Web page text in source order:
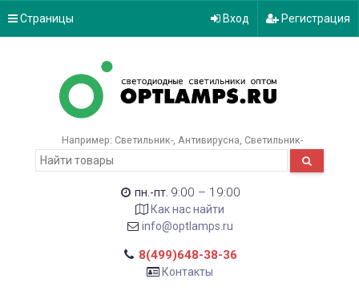
Страницы Вход Регистрация
Например: Светильник- Антивирусна Светильник-
пн.-пт. 9:00 – 19:00
Как нас найти
info@optlamps.ru
8(499)648-38-36
Контакты